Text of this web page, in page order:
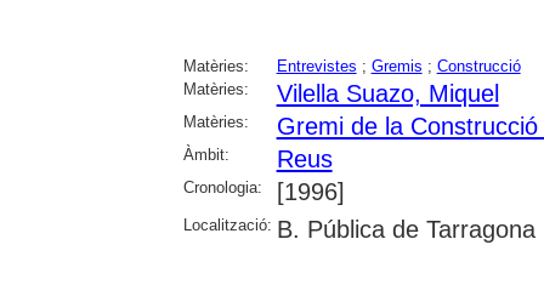
Matèries: Entrevistes ; Gremis ; Construcció
Matèries:
Vilella Suazo, Miquel
Matèries: Gremi de la
Àmbit: Reus
Cronologia: [1996]
Localització: B. Pública de Tarragona